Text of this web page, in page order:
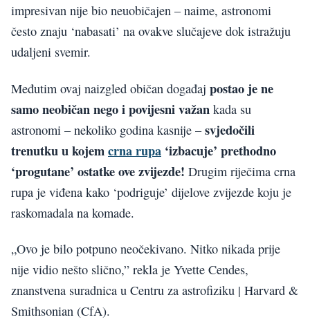
impresivan nije bio neuobičajen – naime, astronomi
često znaju ‘nabasati’ na ovakve slučajeve dok istražuju
udaljeni svemir.
Međutim ovaj naizgled običan događaj postao je ne
samo neobičan nego i povijesni važan kada su
astronomi – nekoliko godina kasnije –svjedočili
trenutku u kojemcrna rupa ‘izbacuje’ prethodno
‘progutane’ ostatke ove zvijezde! Drugim riječima crna
rupa je viđena kako ‘podriguje’ dijelove zvijezde koju je
raskomadala na komade.
„Ovo je bilo potpuno neočekivano. Nitko nikada prije
nije vidio nešto slično,” rekla je Yvette Cendes,
znanstvena suradnica u Centru za astrofiziku | Harvard &
Smithsonian (CfA).